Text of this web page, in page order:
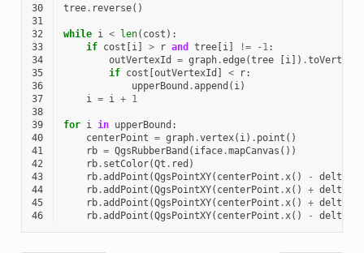
30
tree. reverse()
31
32
while i < len( cost ):
33
if cost [i] > r and tree[i] != - 1:
34
outVertexId = graph.edge(tree [i]) .toVertex
35
if cost [outVertexId ] < r:
36
upperBound .append ( i)
37
i = i + 1
38
39
for i in upperBound :
40
centerPoint = graph.vertex( i) . point ()
41
rb = QgsRubberBand ( iface.mapCanvas ())
42
rb. setColor(Qt . red )
43
rb.addPoint (QgsPointXY( centerPoint .x() - delta
44
rb.addPoint (QgsPointXY( centerPoint .x() + delta
45
rb.addPoint (QgsPointXY( centerPoint .x() + delta
46
rb.addPoint (QgsPointXY( centerPoint .x() - delta